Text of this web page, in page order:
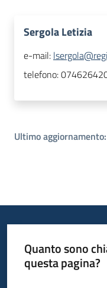
Sergola Letizia
e-mail:
telefono:
Ultimo aggiornamento:
Quanto sono
questa pagina?